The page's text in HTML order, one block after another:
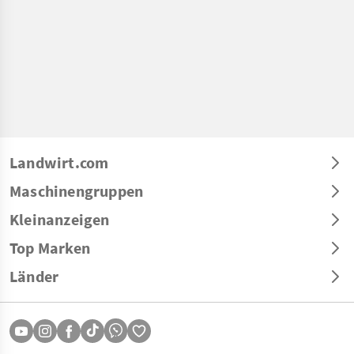
Landwirt.com
Maschinengruppen
Kleinanzeigen
Top Marken
Länder